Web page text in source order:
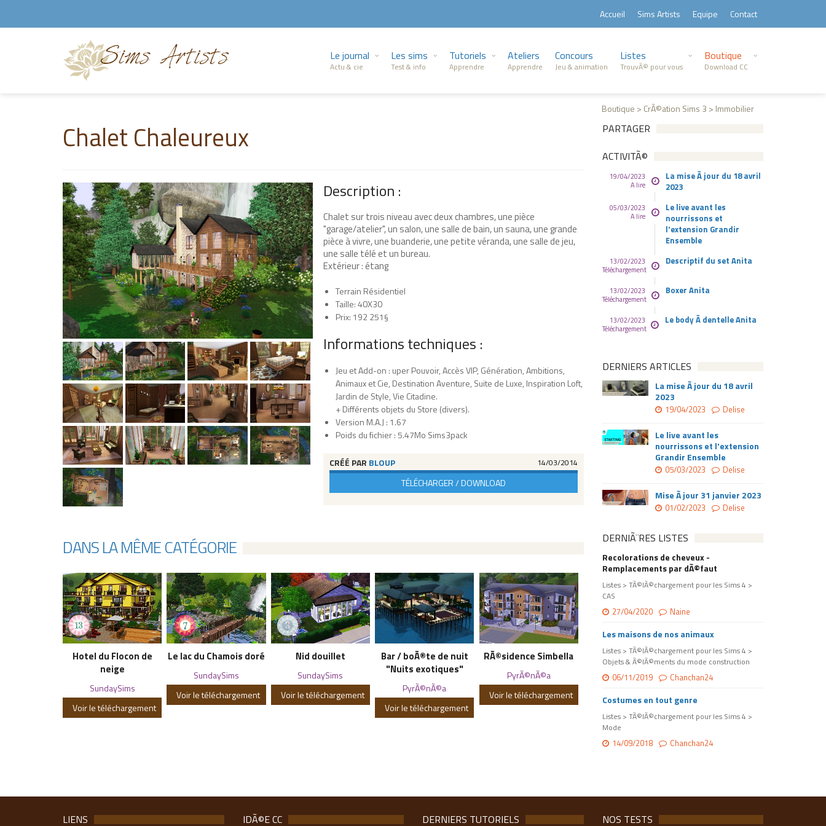
Accueil Sims Artists Equipe Contact
Le journal
Actu & cie
Les sims
Test & info
Tutoriels
Apprendre
Ateliers
Apprendre
Concours
Jeu & animation
Listes
TrouvÃ© pour vous
Boutique
Download CC
Boutique > CrÃ©ation Sims 3 > Immobilier
Chalet Chaleureux
Description :
Chalet sur trois niveau avec deux chambres, une pièce
"garage/atelier", un salon, une salle de bain, un sauna, une grande
pièce à vivre, une buanderie, une petite véranda, une salle de jeu,
une salle télé et un bureau.
Extérieur : étang
Terrain Résidentiel
Taille: 40X30
Prix: 192 251§
Informations techniques :
Jeu et Add-on : uper Pouvoir, Accès VIP, Génération, Ambitions,
Animaux et Cie, Destination Aventure, Suite de Luxe, Inspiration Loft,
Jardin de Style, Vie Citadine.
+ Différents objets du Store (divers).
Version M.A.J : 1.67
Poids du fichier : 5.47Mo Sims3pack
CRÉÉ PAR BLOUP 14/03/2014
TÉLÉCHARGER / DOWNLOAD
DANS LA MÊME CATÉGORIE
Hotel du Flocon de
neige
SundaySims
Voir le téléchargement
Le lac du Chamois doré
SundaySims
Voir le téléchargement
Nid douillet
SundaySims
Voir le téléchargement
Bar / boÃ®te de nuit
"Nuits exotiques"
PyrÃ©nÃ©a
Voir le téléchargement
RÃ©sidence Simbella
PyrÃ©nÃ©a
Voir le téléchargement
PARTAGER
ACTIVITÃ©
19/04/2023
A lire
La mise Ã jour du 18 avril
2023
05/03/2023
A lire
Le live avant les
nourrissons et
l'extension Grandir
Ensemble
13/02/2023
Téléchargement
Descriptif du set Anita
13/02/2023
Téléchargement
Boxer Anita
13/02/2023
Téléchargement
Le body Ã dentelle Anita
DERNIERS ARTICLES
La mise Ã jour du 18 avril
2023
19/04/2023 Delise
Le live avant les
nourrissons et l'extension
Grandir Ensemble
05/03/2023 Delise
Mise Ã jour 31 janvier 2023
01/02/2023 Delise
DERNIÃ¨RES LISTES
Recolorations de cheveux -
Remplacements par dÃ©faut
Listes > TÃ©lÃ©chargement pour les Sims 4 >
CAS
27/04/2020 Naine
Les maisons de nos animaux
Listes > TÃ©lÃ©chargement pour les Sims 4 >
Objets & Ã©lÃ©ments du mode construction
06/11/2019 Chanchan24
Costumes en tout genre
Listes > TÃ©lÃ©chargement pour les Sims 4 >
Mode
14/09/2018 Chanchan24
LIENS IDÃ©E CC DERNIERS TUTORIELS NOS TESTS